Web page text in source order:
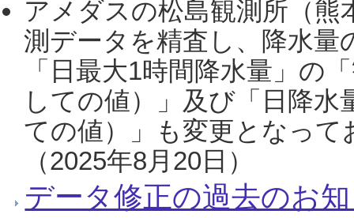
アメダスの松島観測所（熊
測データを精査し、降水
「日最大1時間降水量」の
しての値）」及び「日降
ての値）」も変更となっ
（2025年8月20日）
データ修正の過去のお